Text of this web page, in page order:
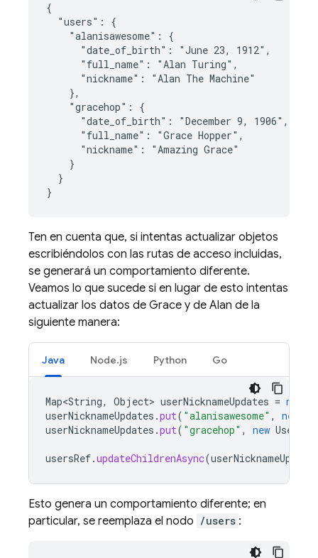
{
  "users": {
    "alanisawesome": {
      "date_of_birth": "June 23, 1912",
      "full_name": "Alan Turing",
      "nickname": "Alan The Machine"
    },
    "gracehop": {
      "date_of_birth": "December 9, 1906",
      "full_name": "Grace Hopper",
      "nickname": "Amazing Grace"
    }
  }
}
Ten en cuenta que, si intentas actualizar objetos
escribiéndolos con las rutas de acceso incluidas,
se generará un comportamiento diferente.
Veamos lo que sucede si en lugar de esto intentas
actualizar los datos de Grace y de Alan de la
siguiente manera:
Java Node.js Python Go
Map<String, Object> userNicknameUpdates = new
userNicknameUpdates .put( "alanisawesome" , new
userNicknameUpdates .put( "gracehop" , new User
usersRef.updateChildrenAsync(
Esto genera un comportamiento diferente; en
particular, se reemplaza el nodo /users :